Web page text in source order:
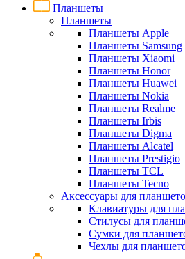
Планшеты
Планшеты
Планшеты Apple
Планшеты Samsung
Планшеты Xiaomi
Планшеты Honor
Планшеты Huawei
Планшеты Nokia
Планшеты Realme
Планшеты Irbis
Планшеты Digma
Планшеты Alcatel
Планшеты Prestigio
Планшеты TCL
Планшеты Tecno
Аксессуары для
Клавиатуры для
Стилусы для
Сумки для
Чехлы для